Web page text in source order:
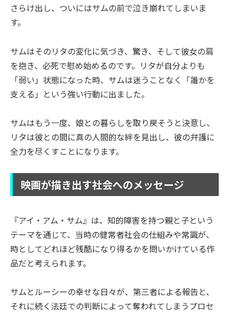
さらけ出し、ついにはサムの前で泣き崩れてしまいま
す。
サムはそのリタの変化に気づき、驚き、そして彼女の肩
を抱き、必死で慰め始めるのです。リタが自分よりも
「弱い」状態になった時、サムは迷うことなく「誰かを
支える」という強い行動に出ました。
サムはもう一度、娘との暮らしを取り戻そうと決意し、
リタは彼との間に真の人間的な絆を見出し、彼の弁護に
全力を尽くすことになります。
映画が描き出す社会へのメッセージ
『アイ・アム・サム』は、知的障害を持つ親と子という
テーマを通じて、当時の健常者社会の仕組みや常識が、
時としてどれほど残酷になり得るかを問いかけている作
品だと考えられます。
サムとルーシーの幸せな日々が、第三者による報告と、
それに続く法廷での判断によって奪われてしまうプロセ